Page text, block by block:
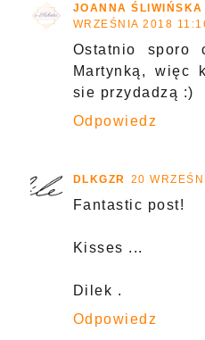
JOANNA ŚLIWIŃSKA
WRZEŚNIA 2018
Ostatnio sporo
Martynką, więc
sie przydadzą :)
Odpowiedz
DLKGZR 20
Fantastic post!
Kisses ...
Dilek .
Odpowiedz